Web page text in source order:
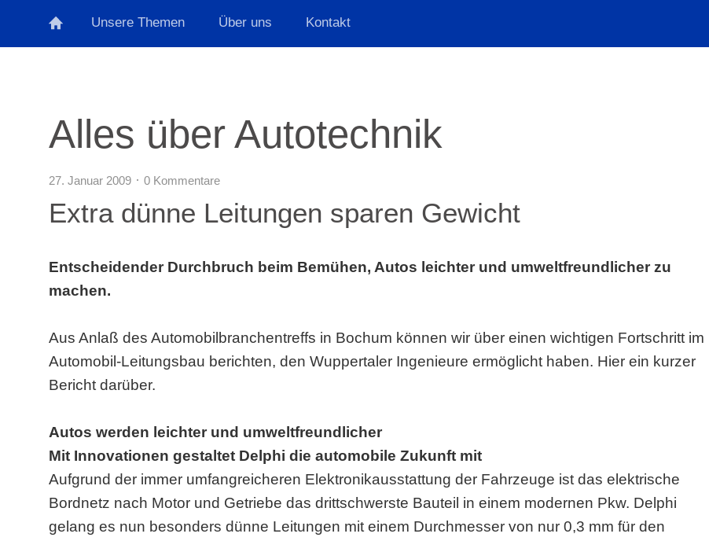
Unsere Themen Über uns Kontakt
Alles über Autotechnik
27. Januar 2009 0 Kommentare
Extra dünne Leitungen sparen Gewicht
Entscheidender Durchbruch beim Bemühen, Autos leichter und umweltfreundlicher zu
machen.
Aus Anlaß des Automobilbranchentreffs in Bochum können wir über einen wichtigen Fortschritt im
Automobil-Leitungsbau berichten, den Wuppertaler Ingenieure ermöglicht haben. Hier ein kurzer
Bericht darüber.
Autos werden leichter und umweltfreundlicher
Mit Innovationen gestaltet Delphi die automobile Zukunft mit
Aufgrund der immer umfangreicheren Elektronikausstattung der Fahrzeuge ist das elektrische
Bordnetz nach Motor und Getriebe das drittschwerste Bauteil in einem modernen Pkw. Delphi
gelang es nun besonders dünne Leitungen mit einem Durchmesser von nur 0,3 mm für den